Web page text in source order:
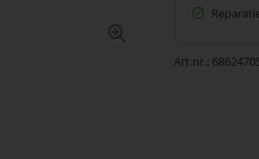
Art.nr.